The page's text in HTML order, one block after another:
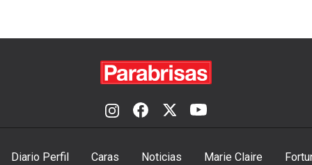
Diario Perfil Caras Noticias Marie Claire